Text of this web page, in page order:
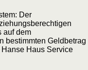
Der
auf dem
bestimmten Geldbetrag
Haus Service